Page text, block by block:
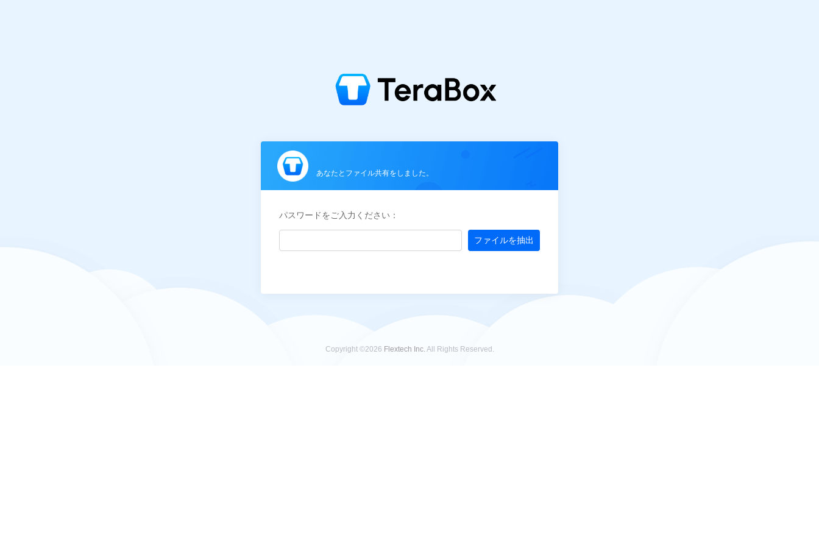
あなたとファイル共有をしました。
パスワードをご入力ください：
ファイルを抽出
Copyright ©2026 Flextech Inc.All Rights Reserved.